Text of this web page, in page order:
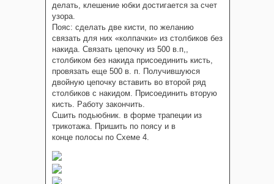
делать, клешение юбки достигается за счет
узора.
Пояс: сделать две кисти, по желанию
связать для них «колпачки» из столбиков без
накида. Связать цепочку из 500 в.п,,
столбиком без накида присоединить кисть,
провязать еще 500 в. п. Получившуюся
двойную цепочку вставить во второй ряд
столбиков с накидом. Присоединить вторую
кисть. Работу закончить.
Сшить подьюбник. в форме трапеции из
трикотажа. Пришить по поясу и в
конце полосы по Схеме 4.